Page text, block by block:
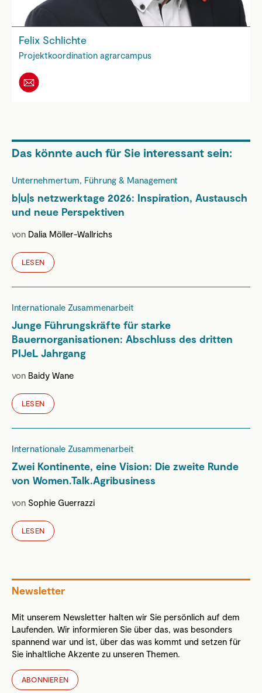
Felix Schlichte
Projektkoordination agrarcampus
Das könnte auch für Sie interessant sein:
Unternehmertum, Führung & Management
b|u|s netzwerktage 2026: Inspiration, Austausch
und neue Perspektiven
von Dalia Möller-Wallrichs
LESEN
Internationale Zusammenarbeit
Junge Führungskräfte für starke
Bauernorganisationen: Abschluss des dritten
PIJeL Jahrgang
von Baidy Wane
LESEN
Internationale Zusammenarbeit
Zwei Kontinente, eine Vision: Die zweite Runde
von Women.Talk.Agribusiness
von Sophie Guerrazzi
LESEN
Newsletter
Mit unserem Newsletter halten wir Sie persönlich auf dem
Laufenden. Wir informieren Sie über das, was besonders
spannend war und ist, über das was kommt und setzen für
Sie inhaltliche Akzente zu unseren Themen.
ABONNIEREN